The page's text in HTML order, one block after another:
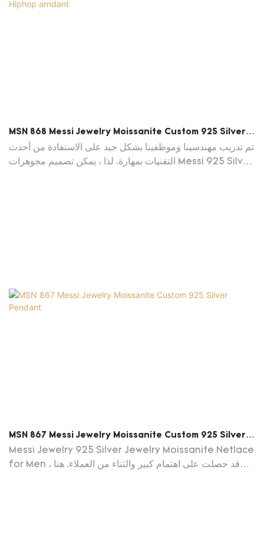
MSN 868 Messi Jewelry Moissanite Custom 925 Silver
Hiphop Arndant
تم تدريب مهندسينا وموظفينا بشكل جيد على الاستفادة من أحدث
التقنيات بمهارة. لذا ، يمكن تصميم مجوهرات Messi 925 Silver
MSN 867 Messi Jewelry Moissanite Custom 925 Silver
Pendant
Messi Jewelry 925 Silver Jewelry Moissanite Netlace
for Men قد حصلت على اهتمام كبير والثناء من العملاء. هنا ،